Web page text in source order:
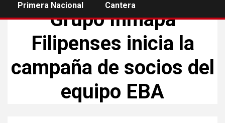
Primera Nacional Cantera
Grupo Inmapa
Filipenses inicia la
campaña de socios del
equipo EBA